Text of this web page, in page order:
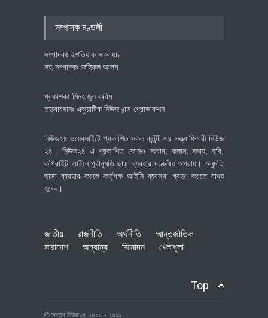
সম্পাদক মণ্ডলী
সম্পাদকঃ ইশতিয়াক সারোয়ার
সহ-সম্পাদকঃ জহিরুল আলম
প্রকাশকঃ মিনহাজুল করিম
তত্ত্বাবধানঃ একুয়াটিক নিউজ এন্ড প্রোডাকশন
নিউজ২৪ ওয়েবসাইটে প্রকাশিত সকল কন্টেন্ট এর সত্ত্বাধিকারী নিউজ
২৪। নিউজ২৪ এ প্রকাশিত কোনও সংবাদ, কলাম, তথ্য, ছবি,
কপিরাইট আইনে পূর্বানুমতি ছাড়া ব্যবহার দণ্ডনীয় অপরাধ। অনুমতি
ছাড়া ব্যবহার করলে কর্তৃপক্ষ আইনি ব্যবস্থা গ্রহণ করতে বাধ্য
হবেন।
জাতীয় রাজনীতি অর্থনীতি
আন্তর্জাতিক
সারাদেশ
অন্যান্য বিনোদন খেলাধুলা
Top
© স্বত্ব নিউজ২৪ ২০০৩ - ২০১৯